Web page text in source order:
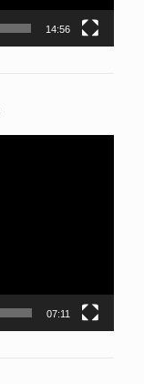
14:56
07:11